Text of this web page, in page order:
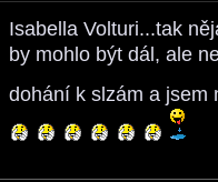
Isabella Volturi...tak
by mohlo být dál, ale
dohání k slzám a jsem